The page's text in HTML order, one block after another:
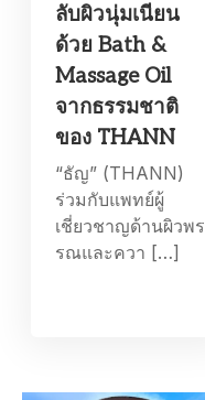
ลับผิวนุ่มเนียน
ด้วย Bath &
Massage Oil
จากธรรมชาติ
ของ THANN
“ธัญ” (THANN)
ร่วมกับแพทย์ผู้
เชี่ยวชาญด้านผิวพร
รณและควา […]